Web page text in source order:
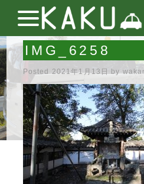
IMG_6258
Posted 2021年1月13日 by